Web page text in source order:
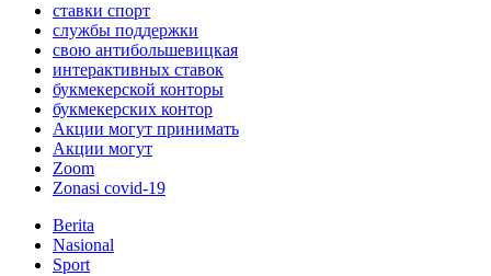
ставки спорт
службы поддержки
свою антибольшевицкая
интерактивных ставок
букмекерской конторы
букмекерских контор
Акции могут принимать
Акции могут
Zoom
Zonasi covid-19
Berita
Nasional
Sport